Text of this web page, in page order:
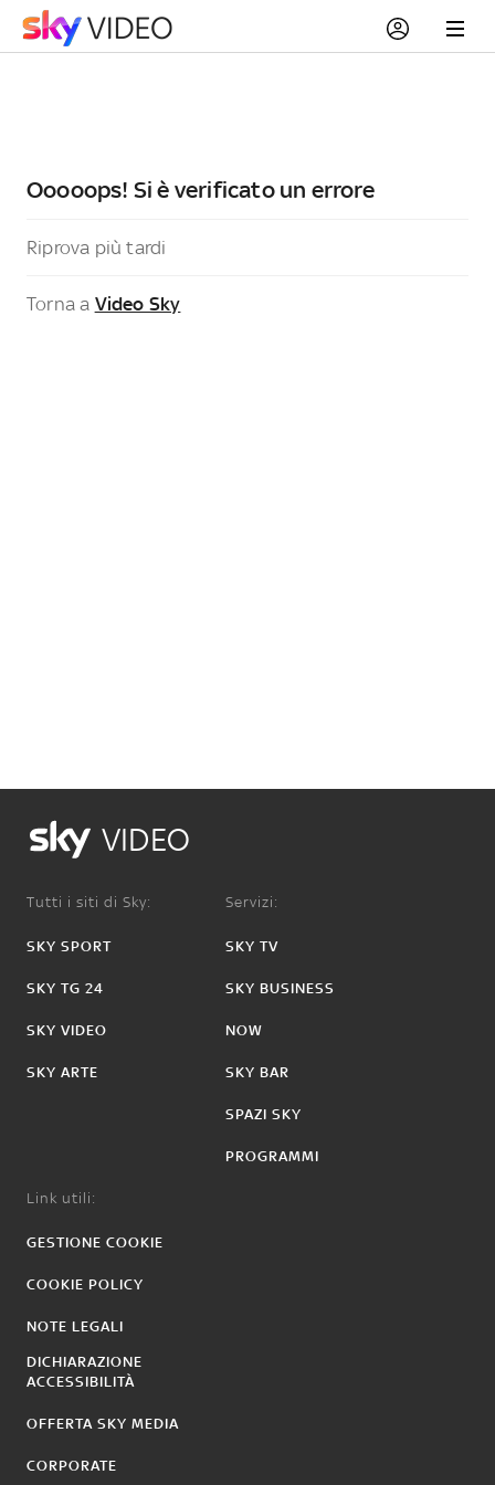
Ooooops! Si è verificato un errore
Riprova più tardi
Torna a Video Sky
VIDEO
Tutti i siti di Sky:
SKY SPORT
SKY TG 24
SKY VIDEO
SKY ARTE
Servizi:
SKY TV
SKY BUSINESS
NOW
SKY BAR
SPAZI SKY
PROGRAMMI
Link utili:
GESTIONE COOKIE
COOKIE POLICY
NOTE LEGALI
DICHIARAZIONE
ACCESSIBILITÀ
OFFERTA SKY MEDIA
CORPORATE